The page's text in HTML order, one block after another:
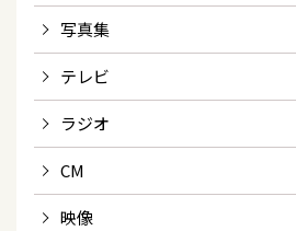
写真集
テレビ
ラジオ
CM
映像